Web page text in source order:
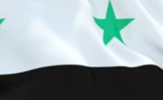
كأس العالم
البرامج